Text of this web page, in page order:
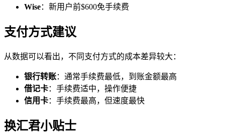
Wise：新用户前$600免手续费
支付方式建议
从数据可以看出，不同支付方式的成本差异较大：
银行转账：通常手续费最低，到账金额最高
借记卡：手续费适中，操作便捷
信用卡：手续费最高，但速度最快
换汇君小贴士